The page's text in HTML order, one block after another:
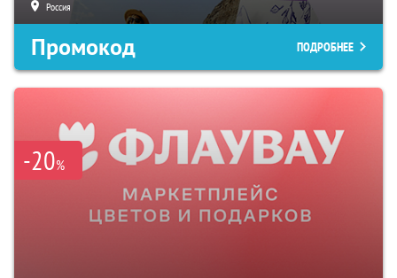
Россия
Промокод ПОДРОБНЕЕ
-20%